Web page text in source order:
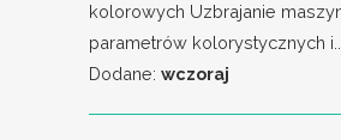
kolorowych Uzbrajanie
parametrów kolorystycznych i...
Dodane: wczoraj